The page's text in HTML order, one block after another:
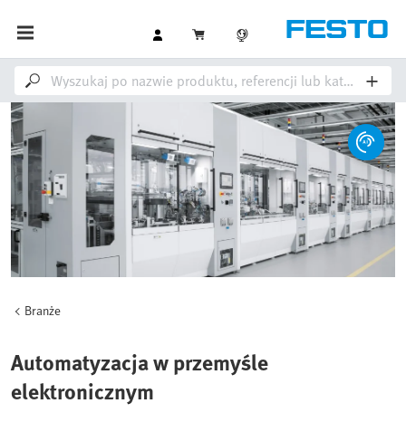
Branże
Automatyzacja w przemyśle
elektronicznym